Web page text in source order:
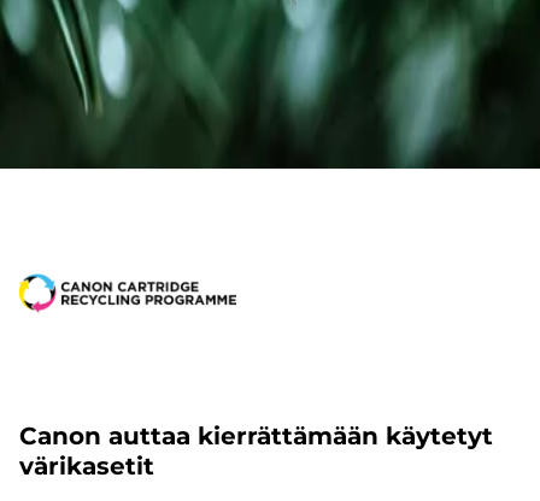
Canon auttaa kierrättämään käytetyt
värikasetit